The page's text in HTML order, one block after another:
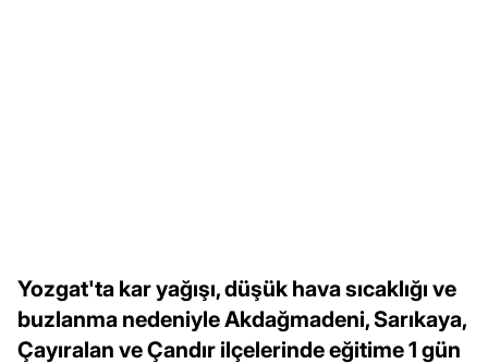
Yozgat'ta kar yağışı, düşük hava sıcaklığı ve
buzlanma nedeniyle Akdağmadeni, Sarıkaya,
Çayıralan ve Çandır ilçelerinde eğitime 1 gün